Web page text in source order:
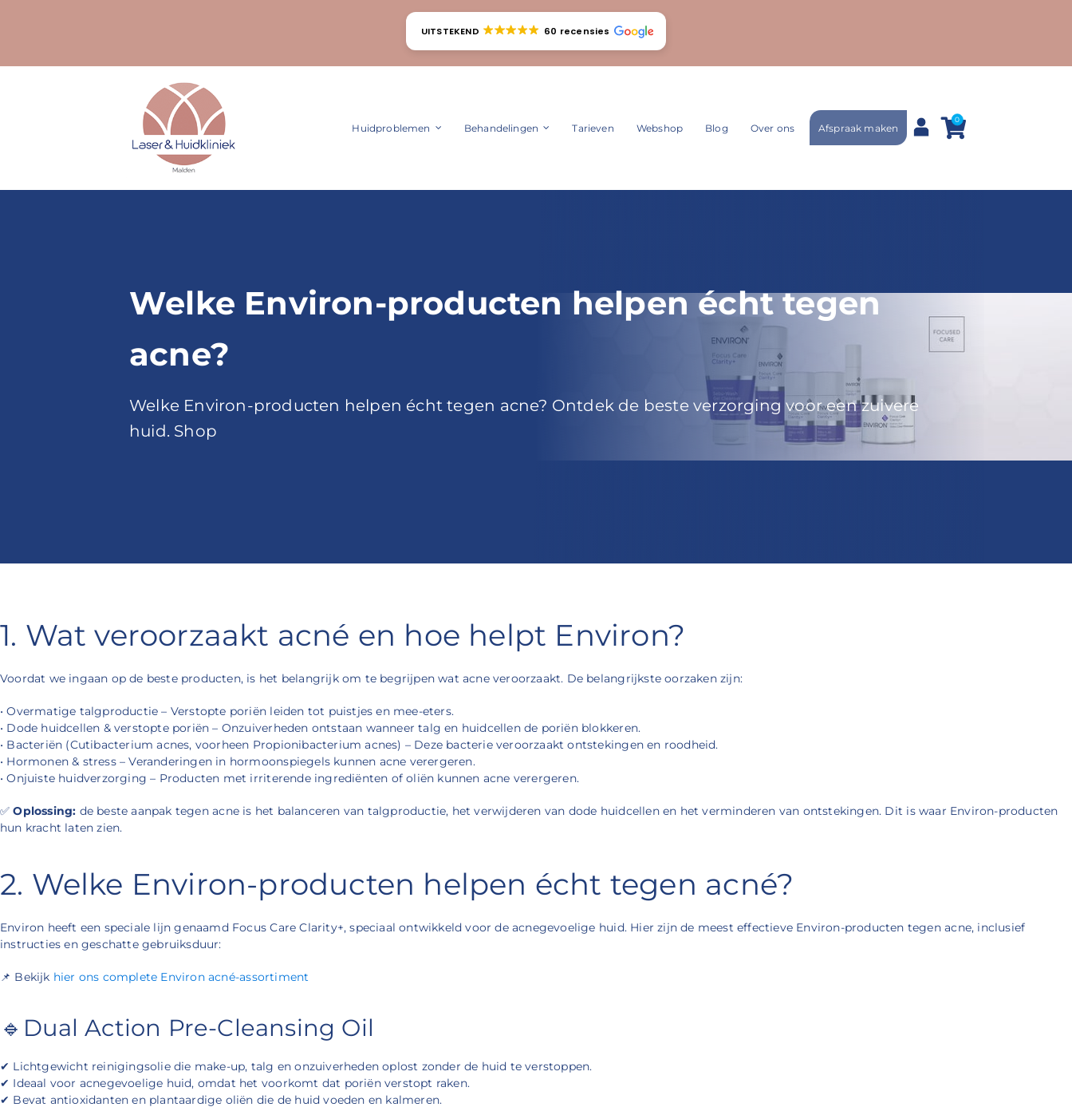
UITSTEKEND 60 recensies
Huidproblemen Behandelingen Tarieven Webshop Blog Over ons Afspraak maken
0
Welke Environ-producten helpen écht tegen
acne?
Welke Environ-producten helpen écht tegen acne? Ontdek de beste verzorging voor een zuivere
huid. Shop
1. Wat veroorzaakt acné en hoe helpt Environ?
Voordat we ingaan op de beste producten, is het belangrijk om te begrijpen wat acne veroorzaakt. De belangrijkste oorzaken zijn:
• Overmatige talgproductie – Verstopte poriën leiden tot puistjes en mee-eters.
• Dode huidcellen & verstopte poriën – Onzuiverheden ontstaan wanneer talg en huidcellen de poriën blokkeren.
• Bacteriën (Cutibacterium acnes, voorheen Propionibacterium acnes) – Deze bacterie veroorzaakt ontstekingen en roodheid.
• Hormonen & stress – Veranderingen in hormoonspiegels kunnen acne verergeren.
• Onjuiste huidverzorging – Producten met irriterende ingrediënten of oliën kunnen acne verergeren.
✅Oplossing: de beste aanpak tegen acne is het balanceren van talgproductie, het verwijderen van dode huidcellen en het verminderen van ontstekingen. Dit is waar Environ-producten
hun kracht laten zien.
2. Welke Environ-producten helpen écht tegen acné?
Environ heeft een speciale lijn genaamd Focus Care Clarity+, speciaal ontwikkeld voor de acnegevoelige huid. Hier zijn de meest effectieve Environ-producten tegen acne, inclusief
instructies en geschatte gebruiksduur:
📌 Bekijk hier ons complete Environ acné-assortiment
🔹Dual Action Pre-Cleansing Oil
✔ Lichtgewicht reinigingsolie die make-up, talg en onzuiverheden oplost zonder de huid te verstoppen.
✔ Ideaal voor acnegevoelige huid, omdat het voorkomt dat poriën verstopt raken.
✔ Bevat antioxidanten en plantaardige oliën die de huid voeden en kalmeren.